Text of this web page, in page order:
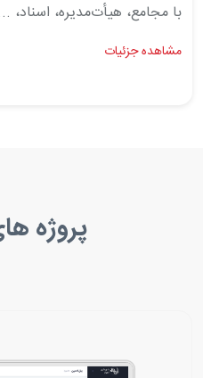
با مجامع، هیأت‌مدیره، اسناد،
مشاهده جزئیات
پروژه